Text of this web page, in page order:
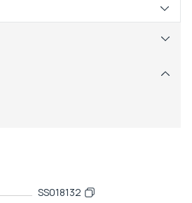
в пункте выдачи
от части товаров
SS018132